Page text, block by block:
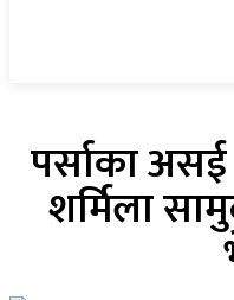
पर्साका
शर्मिला